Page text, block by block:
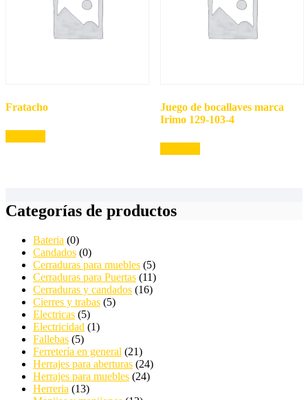
Fratacho
Juego de bocallaves marca
Irimo 129-103-4
Categorías de productos
Bateria (0)
Candados (0)
Cerraduras para muebles (5)
Cerraduras para Puertas (11)
Cerraduras y candados (16)
Cierres y trabas (5)
Electricas (5)
Electricidad (1)
Fallebas (5)
Ferretería en general (21)
Herrajes para aberturas (24)
Herrajes para muebles (24)
Herreria (13)